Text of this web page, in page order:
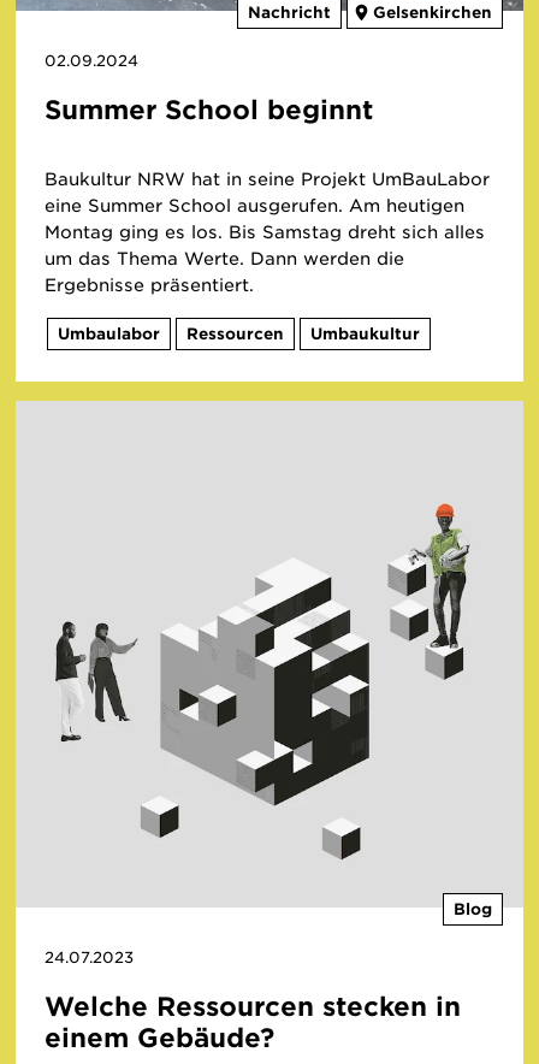
Nachricht Gelsenkirchen
02.09.2024
Summer School beginnt
Baukultur NRW hat in seine Projekt UmBauLabor
eine Summer School ausgerufen. Am heutigen
Montag ging es los. Bis Samstag dreht sich alles
um das Thema Werte. Dann werden die
Ergebnisse präsentiert.
Umbaulabor Ressourcen Umbaukultur
Blog
24.07.2023
Welche Ressourcen stecken in
einem Gebäude?